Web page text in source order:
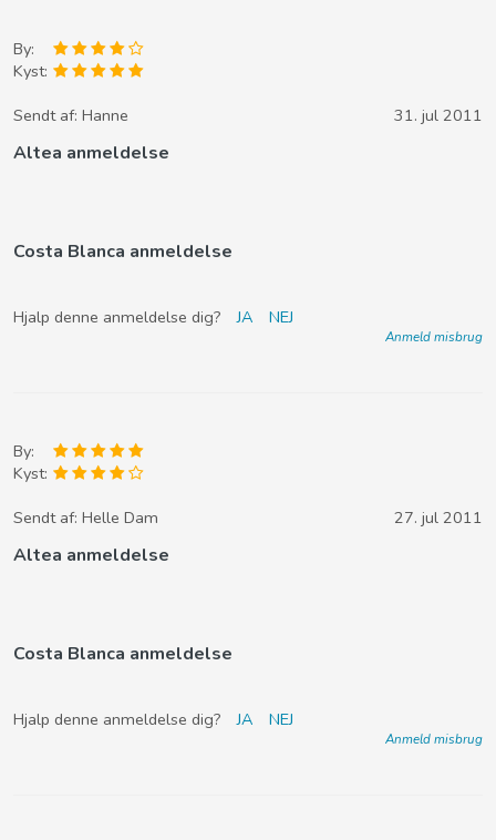
By:
Kyst:
Sendt af: Hanne 31. jul 2011
Altea anmeldelse
Costa Blanca anmeldelse
Hjalp denne anmeldelse dig? JA NEJ
Anmeld misbrug
By:
Kyst:
Sendt af: Helle Dam 27. jul 2011
Altea anmeldelse
Costa Blanca anmeldelse
Hjalp denne anmeldelse dig? JA NEJ
Anmeld misbrug